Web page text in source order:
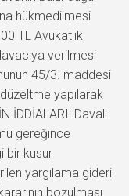
hükmedilmesi
TL Avukatlık
verilmesi
45/3. maddesi
yapılarak
İDDİALARI: Davalı
gereğince
bir kusur
yargılama gideri
bozulması